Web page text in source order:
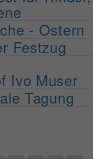
- Ostern
Festzug
Ivo Muser
Tagung